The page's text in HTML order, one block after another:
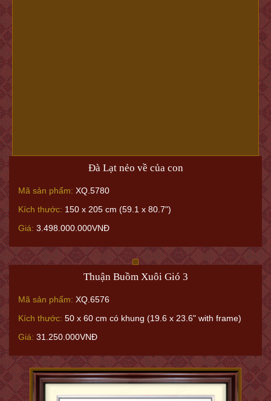
Đà Lạt nẻo về của con
Mã sản phẩm: XQ.5780
Kích thước: 150 x 205 cm (59.1 x 80.7")
Giá: 3.498.000.000VNĐ